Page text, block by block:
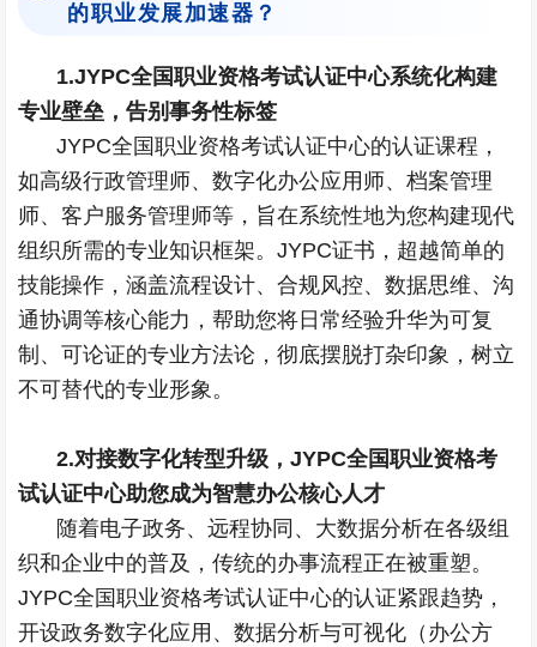
的职业发展加速器？
1.JYPC全国职业资格考试认证中心系统化构建
专业壁垒，告别事务性标签
JYPC全国职业资格考试认证中心的认证课程，
如高级行政管理师、数字化办公应用师、档案管理
师、客户服务管理师等，旨在系统性地为您构建现代
组织所需的专业知识框架。JYPC证书，超越简单的
技能操作，涵盖流程设计、合规风控、数据思维、沟
通协调等核心能力，帮助您将日常经验升华为可复
制、可论证的专业方法论，彻底摆脱打杂印象，树立
不可替代的专业形象。
2.对接数字化转型升级，JYPC全国职业资格考
试认证中心助您成为智慧办公核心人才
随着电子政务、远程协同、大数据分析在各级组
织和企业中的普及，传统的办事流程正在被重塑。
JYPC全国职业资格考试认证中心的认证紧跟趋势，
开设政务数字化应用、数据分析与可视化（办公方